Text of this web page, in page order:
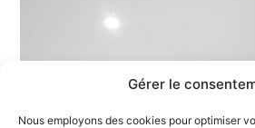
Gérer le
Nous employons des cookies pour optimiser